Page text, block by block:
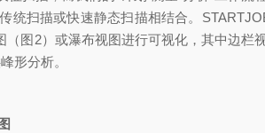
扫描或快速静态扫描相结合。
图2）或瀑布视图进行可视化，其中边栏
形分析。